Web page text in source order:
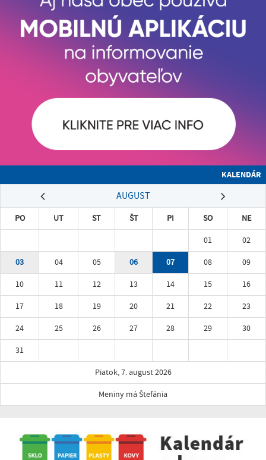
KALENDÁR
AUGUST
PO UT ST ŠT PI SO
NE
01
02
03
04 05 06 07 08
09
10
11 12 13 14 15
16
17
18 19 20 21 22
23
24
25 26 27 28 29
30
31
Piatok, 7. august 2026
Meniny má Štefánia